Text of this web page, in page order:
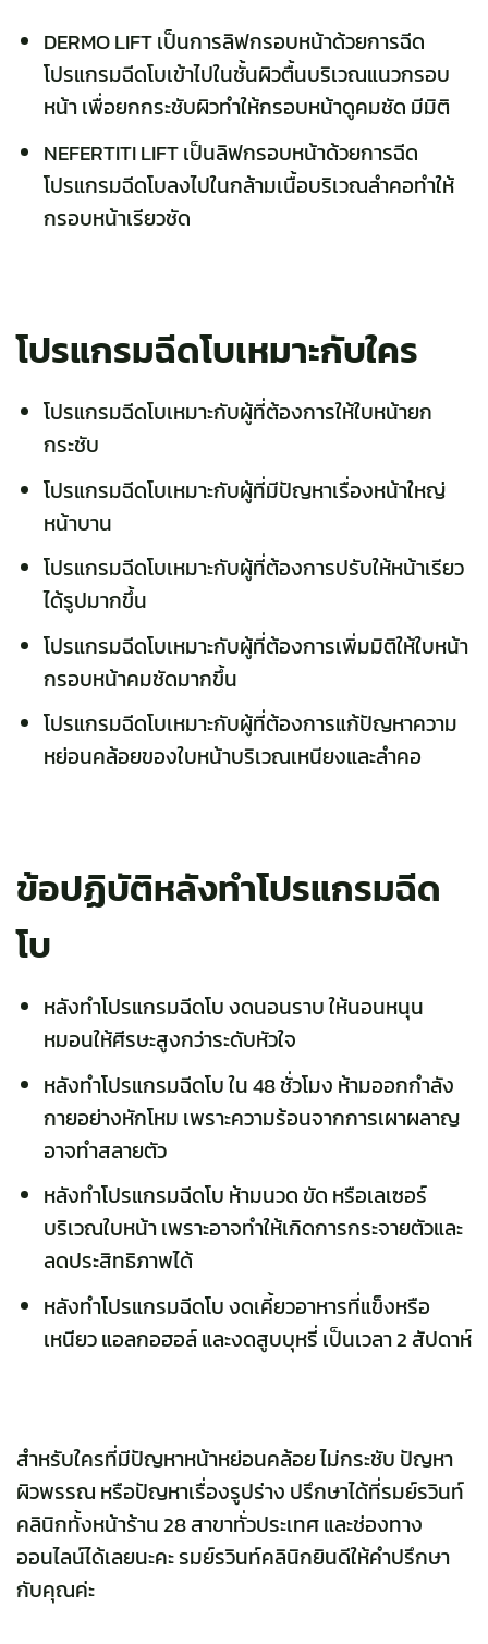
DERMO LIFT เป็นการลิฟกรอบหน้าด้วยการฉีด
โปรแกรมฉีดโบเข้าไปในชั้นผิวตื้นบริเวณแนวกรอบ
หน้า เพื่อยกกระชับผิวทำให้กรอบหน้าดูคมชัด มีมิติ
NEFERTITI LIFT เป็นลิฟกรอบหน้าด้วยการฉีด
โปรแกรมฉีดโบลงไปในกล้ามเนื้อบริเวณลำคอทำให้
กรอบหน้าเรียวชัด
โปรแกรมฉีดโบเหมาะกับใคร
โปรแกรมฉีดโบเหมาะกับผู้ที่ต้องการให้ใบหน้ายก
กระชับ
โปรแกรมฉีดโบเหมาะกับผู้ที่มีปัญหาเรื่องหน้าใหญ่
หน้าบาน
โปรแกรมฉีดโบเหมาะกับผู้ที่ต้องการปรับให้หน้าเรียว
ได้รูปมากขึ้น
โปรแกรมฉีดโบเหมาะกับผู้ที่ต้องการเพิ่มมิติให้ใบหน้า
กรอบหน้าคมชัดมากขึ้น
โปรแกรมฉีดโบเหมาะกับผู้ที่ต้องการแก้ปัญหาความ
หย่อนคล้อยของใบหน้าบริเวณเหนียงและลำคอ
ข้อปฏิบัติหลังทำโปรแกรมฉีด
โบ
หลังทำโปรแกรมฉีดโบ งดนอนราบ ให้นอนหนุน
หมอนให้ศีรษะสูงกว่าระดับหัวใจ
หลังทำโปรแกรมฉีดโบ ใน 48 ชั่วโมง ห้ามออกกำลัง
กายอย่างหักโหม เพราะความร้อนจากการเผาผลาญ
อาจทำสลายตัว
หลังทำโปรแกรมฉีดโบ ห้ามนวด ขัด หรือเลเซอร์
บริเวณใบหน้า เพราะอาจทำให้เกิดการกระจายตัวและ
ลดประสิทธิภาพได้
หลังทำโปรแกรมฉีดโบ งดเคี้ยวอาหารที่แข็งหรือ
เหนียว แอลกอฮอล์ และงดสูบบุหรี่ เป็นเวลา 2 สัปดาห์
สำหรับใครที่มีปัญหาหน้าหย่อนคล้อย ไม่กระชับ ปัญหา
ผิวพรรณ หรือปัญหาเรื่องรูปร่าง ปรึกษาได้ที่รมย์รวินท์
คลินิกทั้งหน้าร้าน28 สาขาทั่วประเทศ และช่องทาง
ออนไลน์ได้เลยนะคะ รมย์รวินท์คลินิกยินดีให้คำปรึกษา
กับคุณค่ะ